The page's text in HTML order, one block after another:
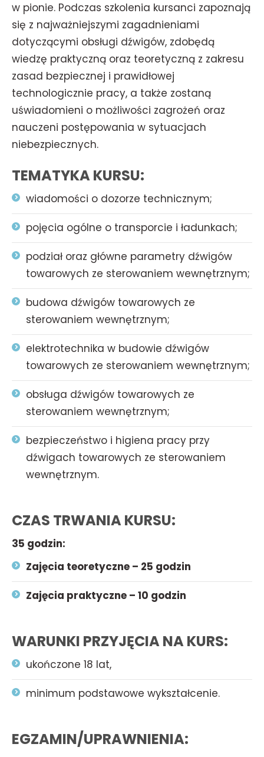
w pionie. Podczas szkolenia kursanci zapoznają
się z najważniejszymi zagadnieniami
dotyczącymi obsługi dźwigów, zdobędą
wiedzę praktyczną oraz teoretyczną z zakresu
zasad bezpiecznej i prawidłowej
technologicznie pracy, a także zostaną
uświadomieni o możliwości zagrożeń oraz
nauczeni postępowania w sytuacjach
niebezpiecznych.
TEMATYKA KURSU:
wiadomości o dozorze technicznym;
pojęcia ogólne o transporcie i ładunkach;
podział oraz główne parametry dźwigów
towarowych ze sterowaniem wewnętrznym;
budowa dźwigów towarowych ze
sterowaniem wewnętrznym;
elektrotechnika w budowie dźwigów
towarowych ze sterowaniem wewnętrznym;
obsługa dźwigów towarowych ze
sterowaniem wewnętrznym;
bezpieczeństwo i higiena pracy przy
dźwigach towarowych ze sterowaniem
wewnętrznym.
CZAS TRWANIA KURSU:
35 godzin:
Zajęcia teoretyczne – 25 godzin
Zajęcia praktyczne – 10 godzin
WARUNKI PRZYJĘCIA NA KURS:
ukończone 18 lat,
minimum podstawowe wykształcenie.
EGZAMIN/UPRAWNIENIA: